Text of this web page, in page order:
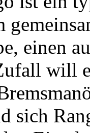
einen
will
sich